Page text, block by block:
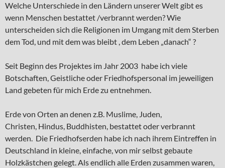
Welche Unterschiede in den Ländern unserer Welt gibt es
wenn Menschen bestattet /verbrannt werden? Wie
unterscheiden sich die Religionen im Umgang mit dem Sterben
dem Tod, und mit dem was bleibt , dem Leben „danach“ ?
Seit Beginn des Projektes im Jahr 2003 habe ich viele
Botschaften, Geistliche oder Friedhofspersonal im jeweiligen
Land gebeten für mich Erde zu entnehmen.
Erde von Orten an denen z.B. Muslime, Juden,
Christen, Hindus, Buddhisten, bestattet oder verbrannt
werden. Die Friedhofserden habe ich nach ihrem Eintreffen in
Deutschland in kleine, einfache, von mir selbst gebaute
Holzkästchen gelegt. Als endlich alle Erden zusammen waren,